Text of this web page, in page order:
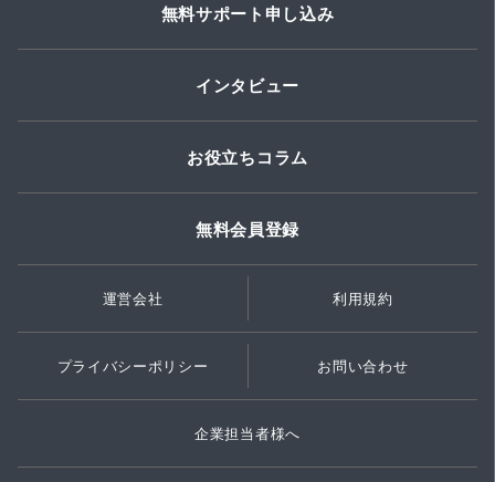
無料サポート申し込み
インタビュー
お役立ちコラム
無料会員登録
運営会社 利用規約
プライバシーポリシー お問い合わせ
企業担当者様へ